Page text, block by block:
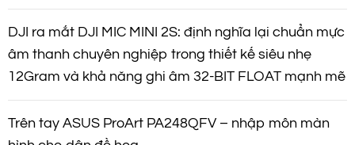
DJI ra mắt DJI MIC MINI 2S: định nghĩa lại chuẩn mực
âm thanh chuyên nghiệp trong thiết kế siêu nhẹ
12Gram và khả năng ghi âm 32-BIT FLOAT mạnh mẽ
Trên tay ASUS ProArt PA248QFV – nhập môn màn